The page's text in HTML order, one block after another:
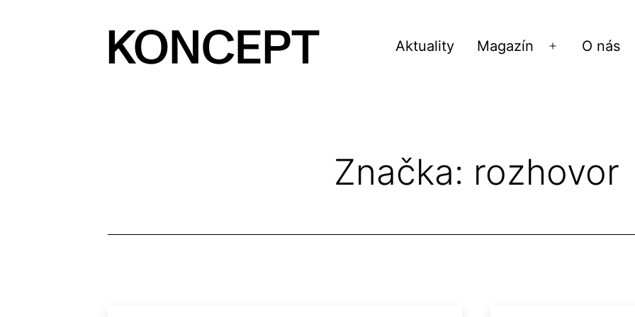
Aktuality Magazín
Otvoriť
O nás
Značka: rozhovor